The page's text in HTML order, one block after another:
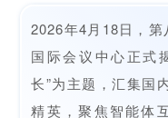
2026年4月18日，
国际会议中心正式
长”为主题，汇集国
精英，聚焦智能体